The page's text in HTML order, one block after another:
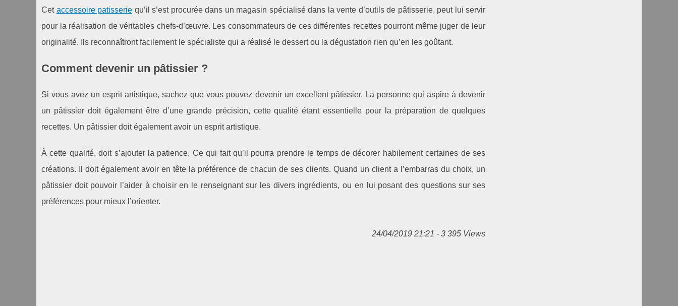
Cet accessoire patisserie qu’il s’est procurée dans un magasin spécialisé dans la vente d’outils de pâtisserie, peut lui servir
pour la réalisation de véritables chefs-d’œuvre. Les consommateurs de ces différentes recettes pourront même juger de leur
originalité. Ils reconnaîtront facilement le spécialiste qui a réalisé le dessert ou la dégustation rien qu’en les goûtant.
Comment devenir un pâtissier ?
Si vous avez un esprit artistique, sachez que vous pouvez devenir un excellent pâtissier. La personne qui aspire à devenir
un pâtissier doit également être d’une grande précision, cette qualité étant essentielle pour la préparation de quelques
recettes. Un pâtissier doit également avoir un esprit artistique.
À cette qualité, doit s’ajouter la patience. Ce qui fait qu’il pourra prendre le temps de décorer habilement certaines de ses
créations. Il doit également avoir en tête la préférence de chacun de ses clients. Quand un client a l’embarras du choix, un
pâtissier doit pouvoir l’aider à choisir en le renseignant sur les divers ingrédients, ou en lui posant des questions sur ses
préférences pour mieux l’orienter.
24/04/2019 21:21 - 3 395 Views